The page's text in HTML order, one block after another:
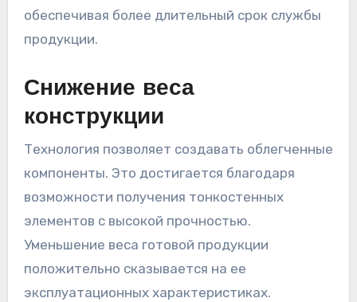
обеспечивая более длительный срок службы
продукции.
Снижение веса
конструкции
Технология позволяет создавать облегченные
компоненты. Это достигается благодаря
возможности получения тонкостенных
элементов с высокой прочностью.
Уменьшение веса готовой продукции
положительно сказывается на ее
эксплуатационных характеристиках.